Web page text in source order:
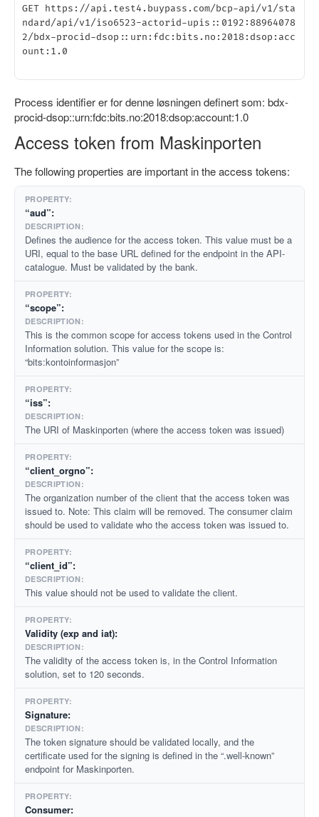
GET https://api.test4.buypass.com/bcp-api/v1/sta
ndard/api/v1/iso6523-actorid-upis::0192:88964078
2/bdx-procid-dsop::urn:fdc:bits.no:2018:dsop:acc
ount:1.0
Process identifier er for denne løsningen definert som: bdx-
procid-dsop::urn:fdc:bits.no:2018:dsop:account:1.0
Access token from Maskinporten
The following properties are important in the access tokens:
“aud”:
Defines the audience for the access token. This value must be a
URI, equal to the base URL defined for the endpoint in the API-
catalogue. Must be validated by the bank.
“scope”:
This is the common scope for access tokens used in the Control
Information solution. This value for the scope is:
“bits:kontoinformasjon”
“iss”:
The URI of Maskinporten (where the access token was issued)
“client_orgno”:
The organization number of the client that the access token was
issued to. Note: This claim will be removed. The consumer claim
should be used to validate who the access token was issued to.
“client_id”:
This value should not be used to validate the client.
Validity (exp and iat):
The validity of the access token is, in the Control Information
solution, set to 120 seconds.
Signature:
The token signature should be validated locally, and the
certificate used for the signing is defined in the “.well-known”
endpoint for Maskinporten.
Consumer: